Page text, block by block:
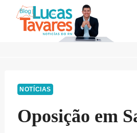
NOTÍCIAS
Oposição em